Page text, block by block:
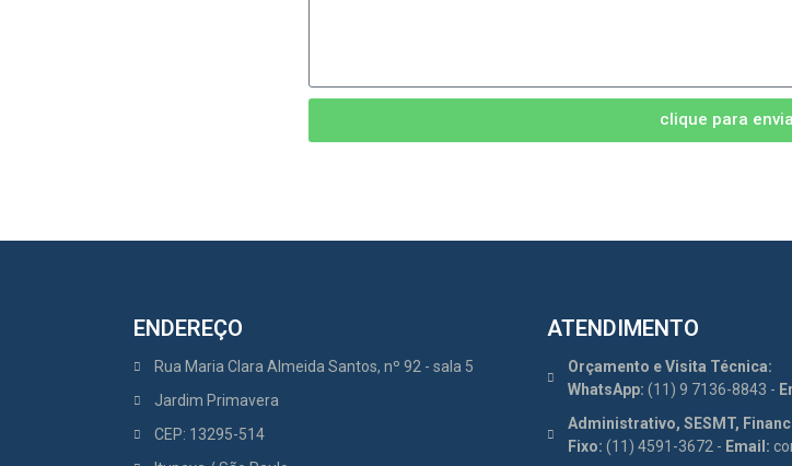
clique para
ENDEREÇO
Rua Maria Clara Almeida Santos, nº 92 - sala 5
Jardim Primavera
CEP: 13295-514
ATENDIMENTO
Orçamento e Visita Técnica:
WhatsApp: (11) 9 7136-8843 -
Administrativo, SESMT,
Fixo: (11) 4591-3672 - Email: